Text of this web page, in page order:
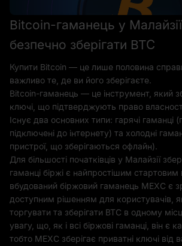
Bitcoin-гаманець у
безпечно зберігати BTC
Купити Bitcoin — це лише половина
важливо те, де ви його зберігаєте.
Bitcoin-гаманець — це інструмент, який
ключі, що підтверджують право
Існує два основних типи: гарячі гаманці
підключені до інтернету) та холодні
пристрої, що зберігаються офлайн).
Для більшості початківців у Малайзії
гаманці біржі є найпростішим
вбудований біржовий гаманець MEXC є
доступним рішенням для користувачів,
торгувати та зберігати BTC в одному
увагу, що, як і всі біржові гаманці, він є
тобто MEXC зберігає приватні ключі від